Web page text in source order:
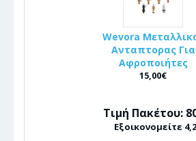
Wevora
Ανταπτορας Για
Αφροποιήτες
15,00€
Τιμή Πακέτου:
Εξοικονομείτε